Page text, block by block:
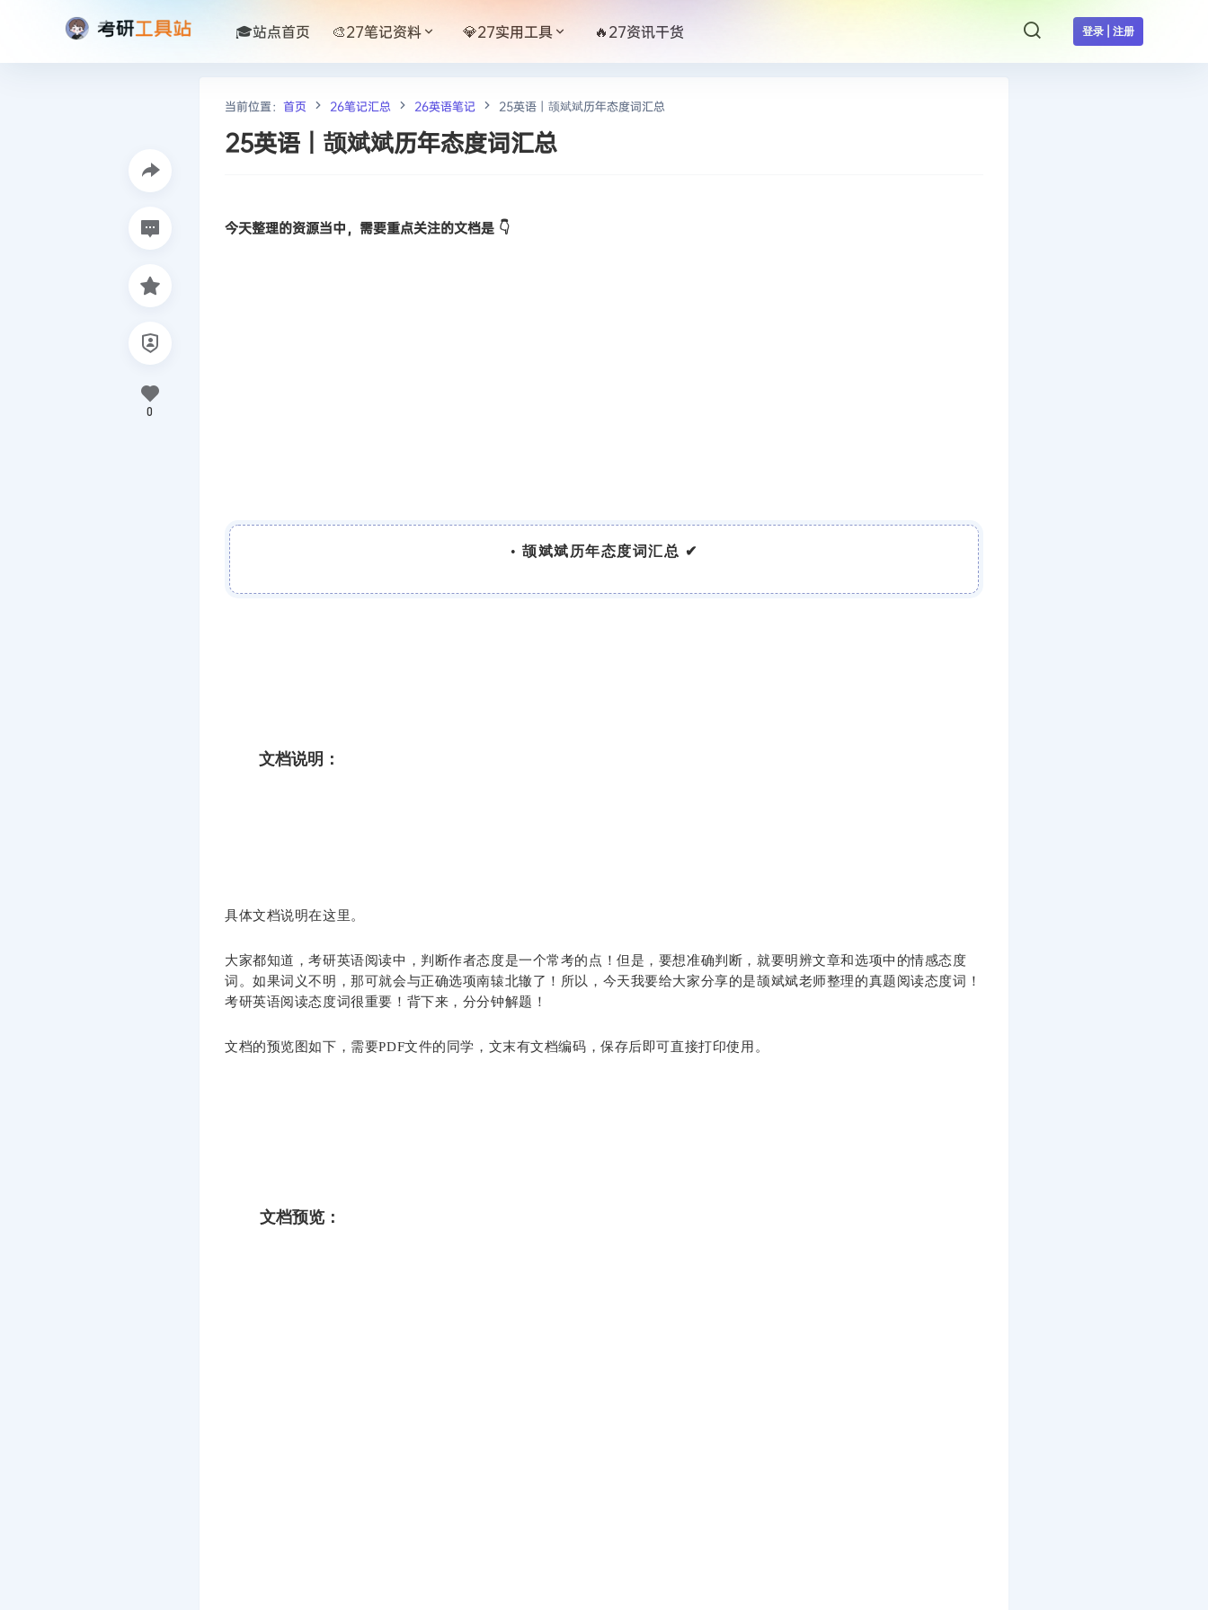
登录 | 注册
🎓站点首页 🎨27笔记资料 💎27实用工具 🔥27资讯干货
当前位置： 首页 26笔记汇总 26英语笔记 25英语丨颉斌斌历年态度词汇总
25英语丨颉斌斌历年态度词汇总
今天整理的资源当中，需要重点关注的文档是 👇
• 颉斌斌历年态度词汇总 ✔
文档说明：
具体文档说明在这里。
大家都知道，考研英语阅读中，判断作者态度是一个常考的点！但是，要想准确判断，就要明辨文章和选项中的情感态度
词。如果词义不明，那可就会与正确选项南辕北辙了！所以，今天我要给大家分享的是颉斌斌老师整理的真题阅读态度词！
考研英语阅读态度词很重要！背下来，分分钟解题！
文档的预览图如下，需要PDF文件的同学，文末有文档编码，保存后即可直接打印使用。
文档预览：
0